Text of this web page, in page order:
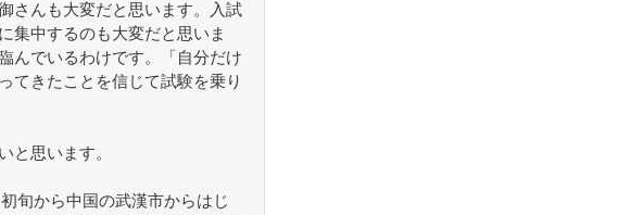
さんも大変だと思います。入試
集中するのも大変だと思いま
んでいるわけです。「自分だけ
てきたことを信じて試験を乗り
と思います。
旬から中国の武漢市からはじ